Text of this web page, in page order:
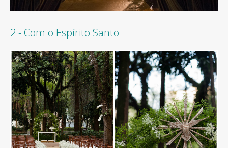
2 - Com o Espírito Santo